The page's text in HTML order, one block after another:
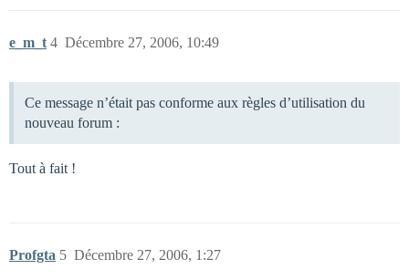
e_m_t Décembre 27, 2006, 10:49
4
Ce message n’était pas conforme aux règles d’utilisation du
nouveau forum :
Tout à fait !
Profgta Décembre 27, 2006, 1:27
5